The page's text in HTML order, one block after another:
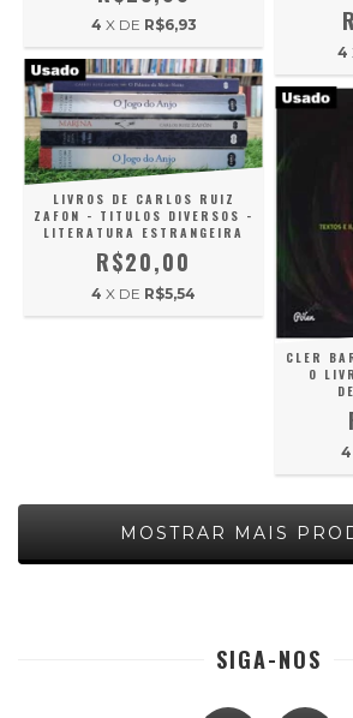
4 X DE R$6,93
4
LIVROS DE CARLOS RUIZ
ZAFON - TITULOS DIVERSOS -
LITERATURA ESTRANGEIRA
R$20,00
4 X DE R$5,54
CLER
O
4
MOSTRAR MAIS
SIGA-NOS